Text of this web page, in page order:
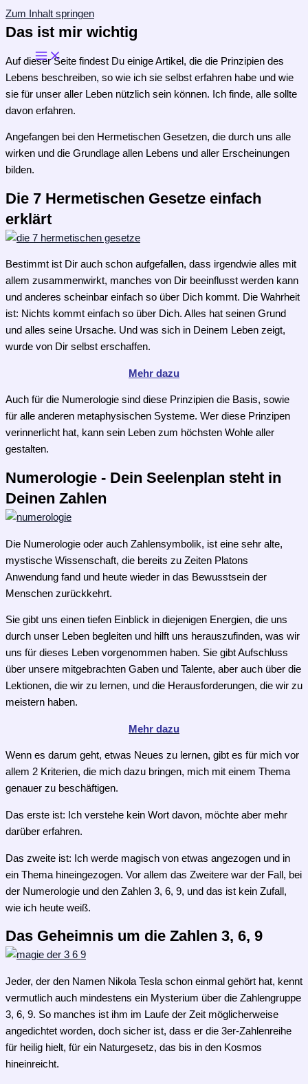
Zum Inhalt springen
Das ist mir wichtig
Auf dieser Seite findest Du einige Artikel, die die Prinzipien des
Lebens beschreiben, so wie ich sie selbst erfahren habe und wie
sie für unser aller Leben nützlich sein können. Ich finde, alle sollte
davon erfahren.
Angefangen bei den Hermetischen Gesetzen, die durch uns alle
wirken und die Grundlage allen Lebens und aller Erscheinungen
bilden.
Die 7 Hermetischen Gesetze einfach
erklärt
Bestimmt ist Dir auch schon aufgefallen, dass irgendwie alles mit
allem zusammenwirkt, manches von Dir beeinflusst werden kann
und anderes scheinbar einfach so über Dich kommt. Die Wahrheit
ist: Nichts kommt einfach so über Dich. Alles hat seinen Grund
und alles seine Ursache. Und was sich in Deinem Leben zeigt,
wurde von Dir selbst erschaffen.
Mehr dazu
Auch für die Numerologie sind diese Prinzipien die Basis, sowie
für alle anderen metaphysischen Systeme. Wer diese Prinzipen
verinnerlicht hat, kann sein Leben zum höchsten Wohle aller
gestalten.
Numerologie - Dein Seelenplan steht in
Deinen Zahlen
Die Numerologie oder auch Zahlensymbolik, ist eine sehr alte,
mystische Wissenschaft, die bereits zu Zeiten Platons
Anwendung fand und heute wieder in das Bewusstsein der
Menschen zurückkehrt.
Sie gibt uns einen tiefen Einblick in diejenigen Energien, die uns
durch unser Leben begleiten und hilft uns herauszufinden, was wir
uns für dieses Leben vorgenommen haben. Sie gibt Aufschluss
über unsere mitgebrachten Gaben und Talente, aber auch über die
Lektionen, die wir zu lernen, und die Herausforderungen, die wir zu
meistern haben.
Mehr dazu
Wenn es darum geht, etwas Neues zu lernen, gibt es für mich vor
allem 2 Kriterien, die mich dazu bringen, mich mit einem Thema
genauer zu beschäftigen.
Das erste ist: Ich verstehe kein Wort davon, möchte aber mehr
darüber erfahren.
Das zweite ist: Ich werde magisch von etwas angezogen und in
ein Thema hineingezogen. Vor allem das Zweitere war der Fall, bei
der Numerologie und den Zahlen 3, 6, 9, und das ist kein Zufall,
wie ich heute weiß.
Das Geheimnis um die Zahlen 3, 6, 9
Jeder, der den Namen Nikola Tesla schon einmal gehört hat, kennt
vermutlich auch mindestens ein Mysterium über die Zahlengruppe
3, 6, 9. So manches ist ihm im Laufe der Zeit möglicherweise
angedichtet worden, doch sicher ist, dass er die 3er-Zahlenreihe
für heilig hielt, für ein Naturgesetz, das bis in den Kosmos
hineinreicht.